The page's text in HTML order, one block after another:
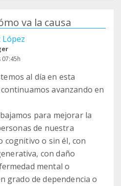
va la causa
López
07:45h
al día en esta
avanzando en
para mejorar la
de nuestra
cognitivo o sin él, con
con daño
mental o
grado de dependencia o